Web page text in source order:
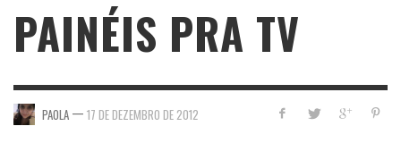
PAINÉIS PRA TV
PAOLA — 17 DE DEZEMBRO DE 2012